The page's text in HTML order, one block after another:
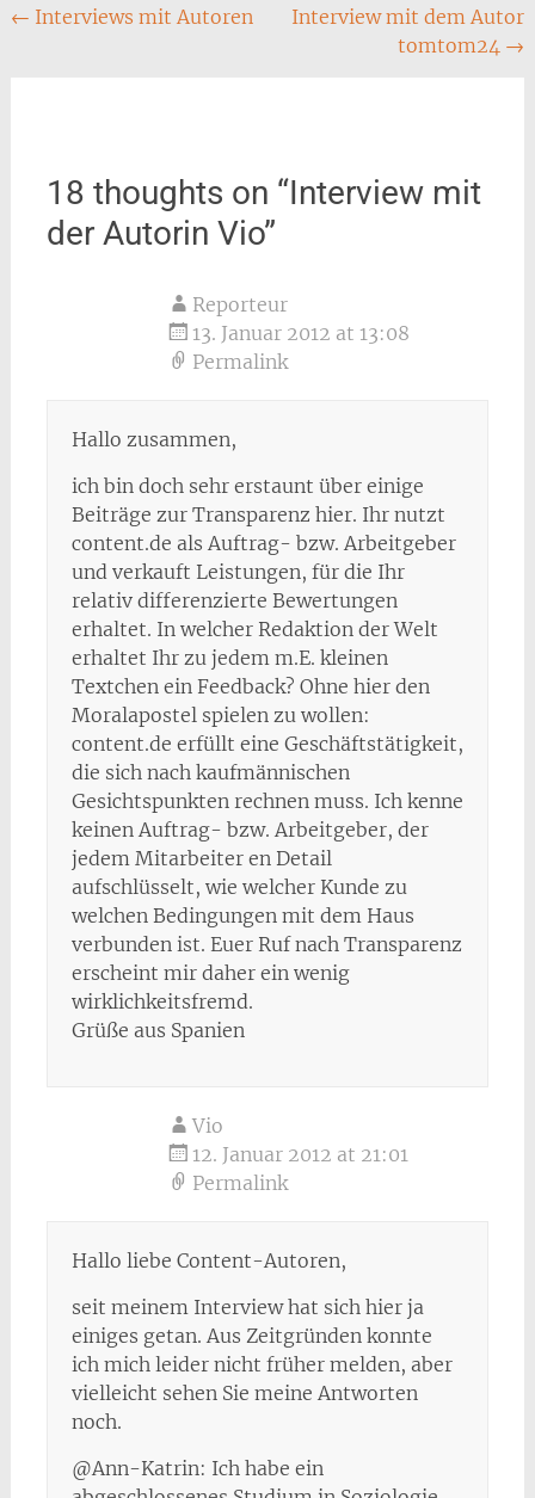
Post
← Interviews mit Autoren
Interview mit dem Autor
tomtom24 →
18 thoughts on “Interview mit
der Autorin Vio”
Reporteur
13. Januar 2012 at 13:08
Permalink
Hallo zusammen,
ich bin doch sehr erstaunt über einige
Beiträge zur Transparenz hier. Ihr nutzt
content.de als Auftrag- bzw. Arbeitgeber
und verkauft Leistungen, für die Ihr
relativ differenzierte Bewertungen
erhaltet. In welcher Redaktion der Welt
erhaltet Ihr zu jedem m.E. kleinen
Textchen ein Feedback? Ohne hier den
Moralapostel spielen zu wollen:
content.de erfüllt eine Geschäftstätigkeit,
die sich nach kaufmännischen
Gesichtspunkten rechnen muss. Ich kenne
keinen Auftrag- bzw. Arbeitgeber, der
jedem Mitarbeiter en Detail
aufschlüsselt, wie welcher Kunde zu
welchen Bedingungen mit dem Haus
verbunden ist. Euer Ruf nach Transparenz
erscheint mir daher ein wenig
wirklichkeitsfremd.
Grüße aus Spanien
Vio
12. Januar 2012 at 21:01
Permalink
Hallo liebe Content-Autoren,
seit meinem Interview hat sich hier ja
einiges getan. Aus Zeitgründen konnte
ich mich leider nicht früher melden, aber
vielleicht sehen Sie meine Antworten
noch.
@Ann-Katrin: Ich habe ein